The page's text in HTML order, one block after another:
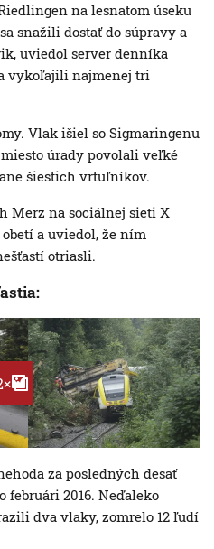
na lesnatom úseku
snažili dostať do súpravy a
uviedol server denníka
vykoľajili najmenej tri
Vlak išiel so Sigmaringenu
úrady povolali veľké
šiestich vrtuľníkov.
Merz na sociálnej sieti X
a uviedol, že ním
otriasli.
za posledných desať
februári 2016. Neďaleko
dva vlaky, zomrelo 12 ľudí